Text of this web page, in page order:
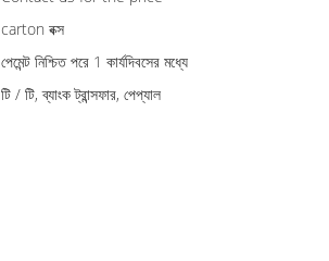
carton বক্স
পেমেন্ট নিশ্চিত পরে 1 কার্যদিবসের মধ্যে
টি / টি, ব্যাংক ট্রান্সফার, পেপ্যাল